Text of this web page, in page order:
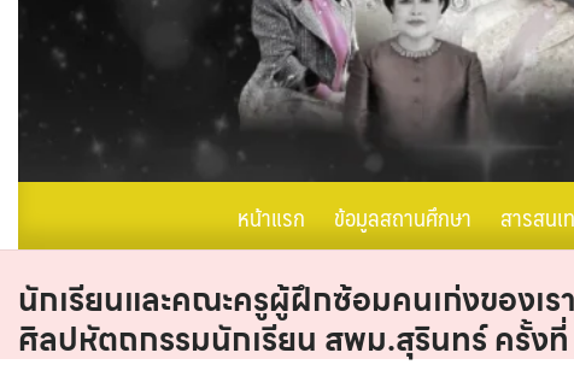
หน้าแรก ข้อมูลสถานศึกษา สารสนเ
นักเรียนและคณะครูผู้ฝึกซ้อมคนเก่งของเร
ศิลปหัตถกรรมนักเรียน สพม.สุรินทร์ ครั้ง